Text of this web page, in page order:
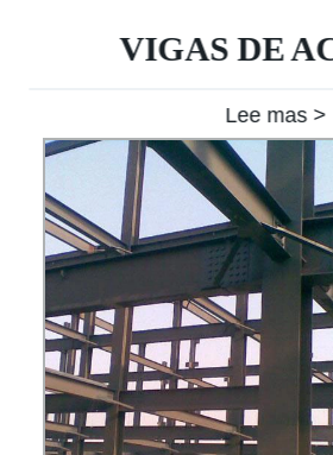
VIGAS DE
Lee mas >